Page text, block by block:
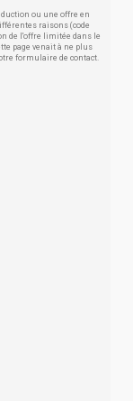
ou une offre en
raisons (code
de l'offre limitée dans le
page venait à ne plus
formulaire de contact.